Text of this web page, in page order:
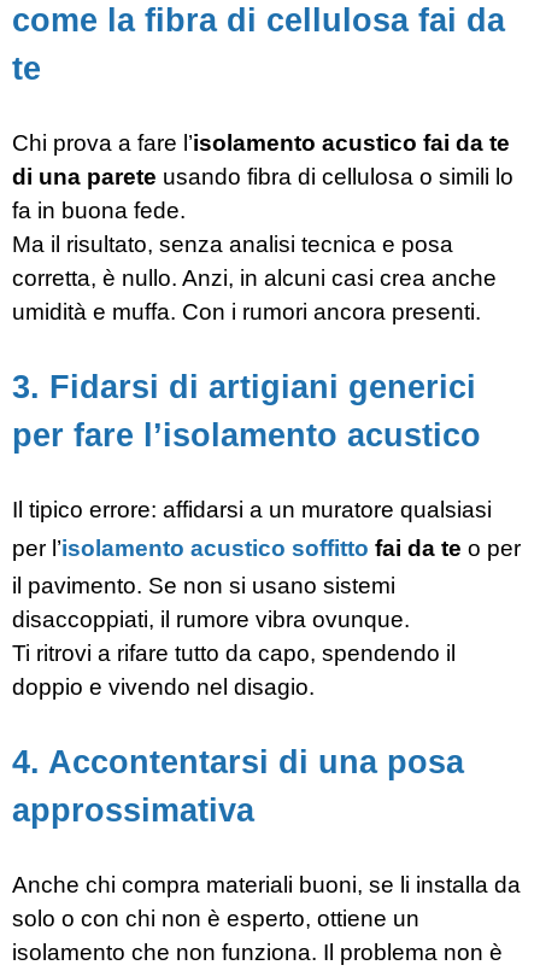
come la fibra di cellulosa fai da
te
Chi prova a fare l’isolamento acustico fai da te
di una parete usando fibra di cellulosa o simili lo
fa in buona fede.
Ma il risultato, senza analisi tecnica e posa
corretta, è nullo. Anzi, in alcuni casi crea anche
umidità e muffa. Con i rumori ancora presenti.
3. Fidarsi di artigiani generici
per fare l’isolamento acustico
Il tipico errore: affidarsi a un muratore qualsiasi
per l’isolamento acustico soffitto fai da te o per
il pavimento. Se non si usano sistemi
disaccoppiati, il rumore vibra ovunque.
Ti ritrovi a rifare tutto da capo, spendendo il
doppio e vivendo nel disagio.
4. Accontentarsi di una posa
approssimativa
Anche chi compra materiali buoni, se li installa da
solo o con chi non è esperto, ottiene un
isolamento che non funziona. Il problema non è